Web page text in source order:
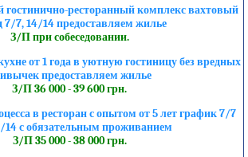
гостинично-ресторанный комплекс вахтовый
7/7, 14/14 предоставляем жилье
З/П при собеседовании.
от 1 года в уютную гостиницу без вредных
предоставляем жилье
З/П 36 000 - 39 600 грн.
в ресторан с опытом от 5 лет график 7/7
14 с обязательным проживанием
З/П 35 000 - 38 000 грн.